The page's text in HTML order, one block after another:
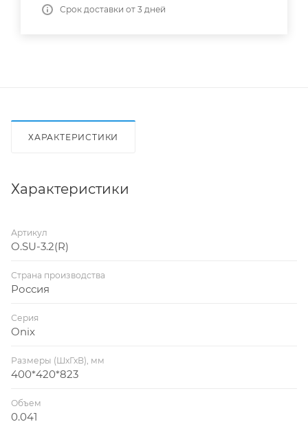
Срок доставки от 3 дней
ХАРАКТЕРИСТИКИ
Характеристики
Артикул
O.SU-3.2(R)
Страна производства
Россия
Серия
Onix
Размеры (ШхГхВ), мм
400*420*823
Объем
0.041